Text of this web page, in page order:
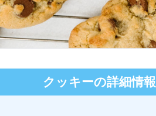
クッキーの詳細情報